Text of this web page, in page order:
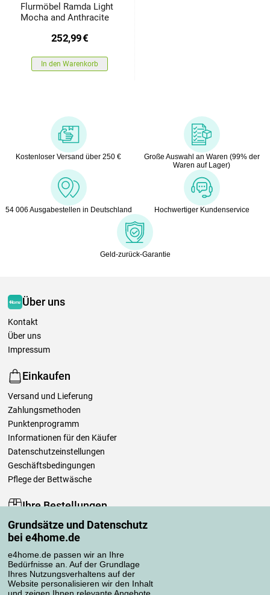
Grundsätze und Datenschutz
bei e4home.de
e4home.de passen wir an Ihre
Bedürfnisse an. Auf der Grundlage
Ihres Nutzungsverhaltens auf der
Website personalisieren wir den Inhalt
Flurmöbel Ramda Light
Mocha and Anthracite
252,99€
In den Warenkorb
Kostenloser Versand über 250 €
Große Auswahl an Waren (99% der
Waren auf Lager)
54 006 Ausgabestellen in Deutschland Hochwertiger Kundenservice
Geld-zurück-Garantie
Über uns
Kontakt
Über uns
Impressum
Einkaufen
Versand und Lieferung
Zahlungsmethoden
Punktenprogramm
Informationen für den Käufer
Datenschutzeinstellungen
Geschäftsbedingungen
Pflege der Bettwäsche
Ihre Bestellungen
Mein Konto
Bestellübersicht
Reklamationen
Widerrufsbelehrung
Einfach mehr wissen